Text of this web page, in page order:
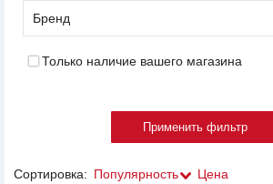
Бренд
Только наличие вашего магазина
Сортировка: Популярность Цена